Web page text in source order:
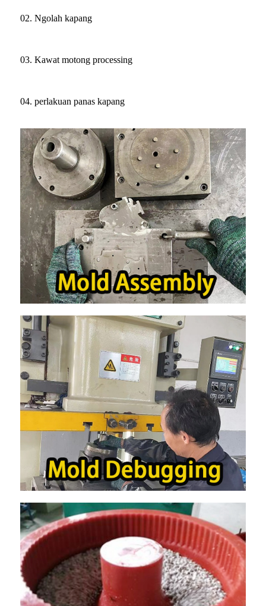
02. Ngolah kapang
03. Kawat motong processing
04. perlakuan panas kapang